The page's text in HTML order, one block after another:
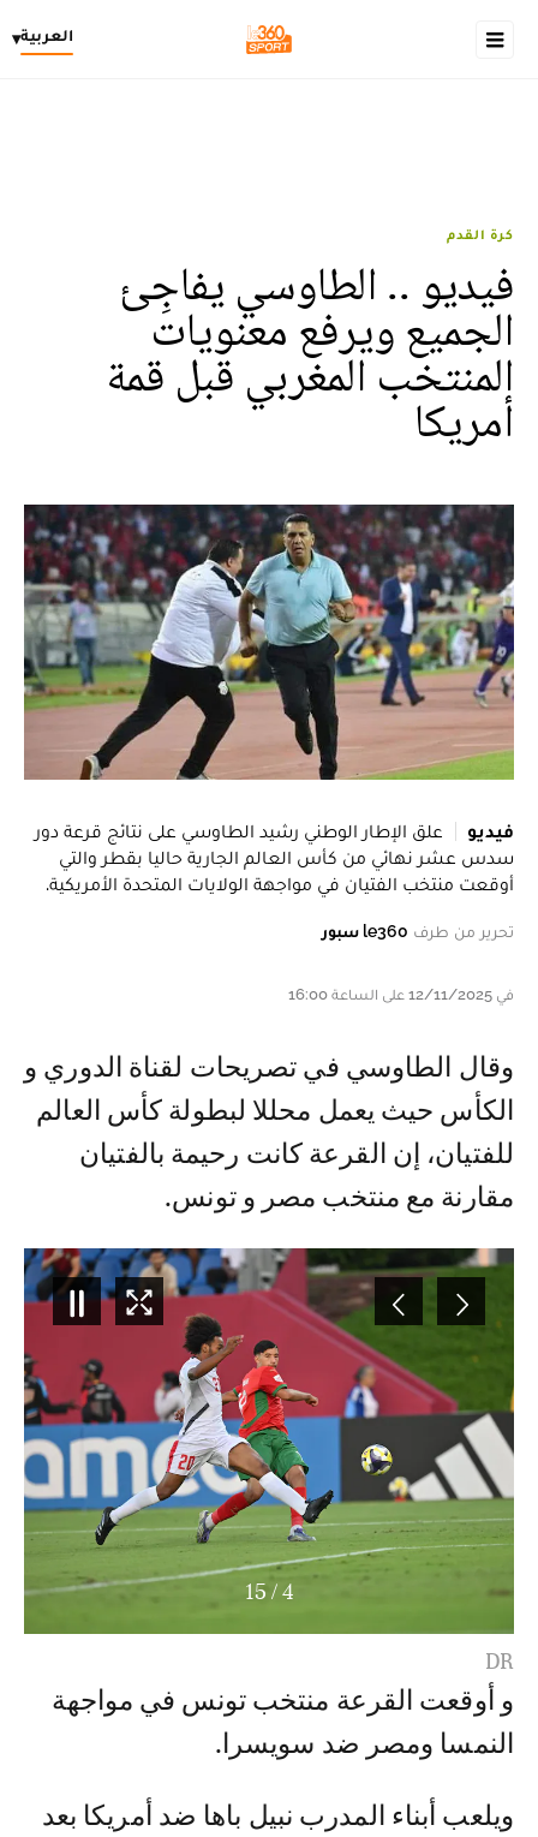
العربية▾
كرة القدم
فيديو .. الطاوسي يفاجِئ
الجميع ويرفع معنويات
المنتخب المغربي قبل قمة
أمريكا
فيديو
علق الإطار الوطني رشيد الطاوسي على نتائج قرعة دور
سدس عشر نهائي من كأس العالم الجارية حاليا بقطر والتي
أوقعت منتخب الفتيان في مواجهة الولايات المتحدة الأمريكية.
تحرير من طرف le360 سبور
في 12/11/2025 على الساعة 16:00
و قال الطاوسي في تصريحات لقناة الدوري و
الكأس حيث يعمل محللا لبطولة كأس العالم
للفتيان، إن القرعة كانت رحيمة بالفتيان
مقارنة مع منتخب مصر و تونس.
5
/
15
DR
و أوقعت القرعة منتخب تونس في مواجهة
النمسا ومصر ضد سويسرا.
ويلعب أبناء المدرب نبيل باها ضد أمريكا بعد